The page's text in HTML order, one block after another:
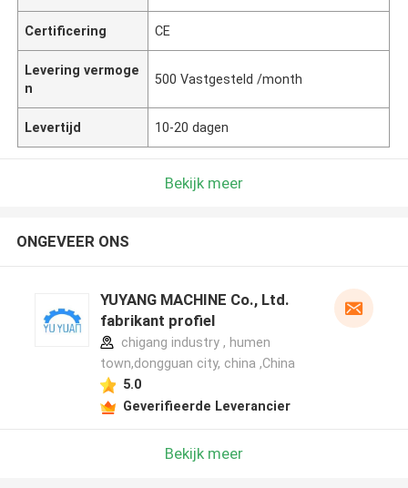
Certificering CE
Levering vermoge
n
500 Vastgesteld /month
Levertijd 10-20 dagen
Bekijk meer
ONGEVEER ONS
YUYANG MACHINE Co., Ltd.
fabrikant profiel
chigang industry , humen
town,dongguan city, china ,China
5.0
Geverifieerde Leverancier
Bekijk meer